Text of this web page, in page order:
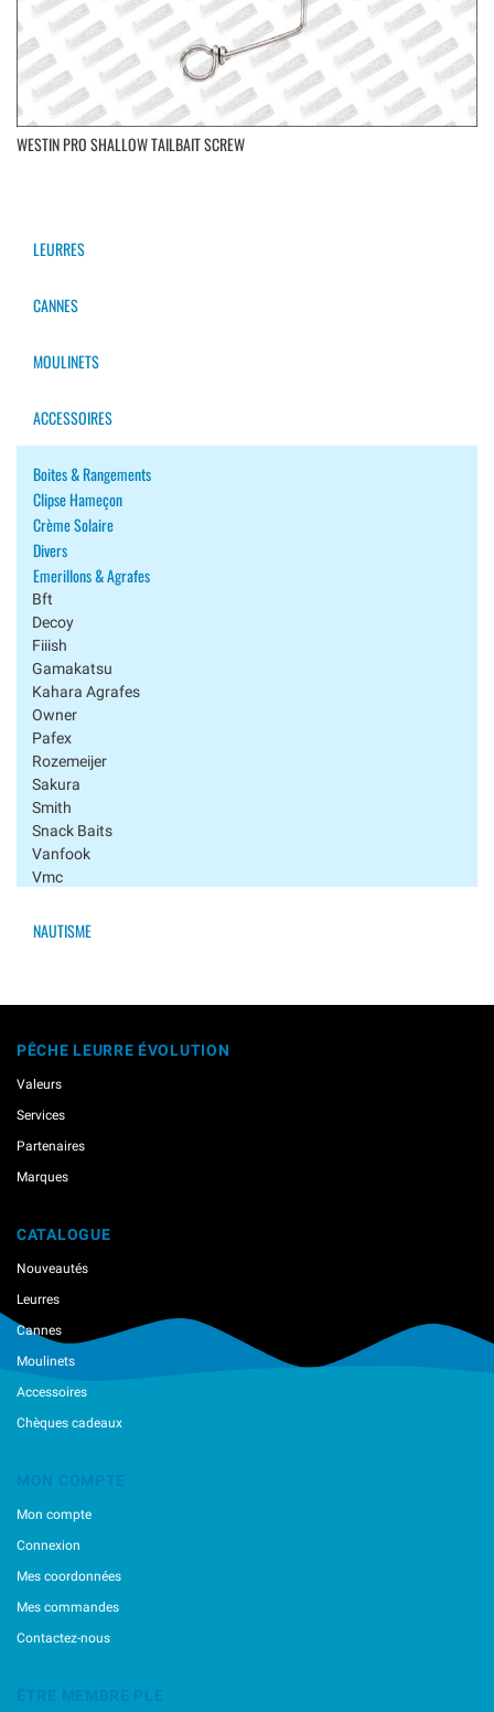
WESTIN PRO SHALLOW TAILBAIT SCREW
LEURRES
CANNES
MOULINETS
ACCESSOIRES
Boites & Rangements
Clipse Hameçon
Crème Solaire
Divers
Emerillons & Agrafes
Bft
Decoy
Fiiish
Gamakatsu
Kahara Agrafes
Owner
Pafex
Rozemeijer
Sakura
Smith
Snack Baits
Vanfook
Vmc
Xesta
Hameçons
Nylons / Tresses / Cables
Pinces / Outillage
Têtes Plombées
NAUTISME
PÊCHE LEURRE ÉVOLUTION
Valeurs
Services
Partenaires
Marques
CATALOGUE
Nouveautés
Leurres
Cannes
Moulinets
Accessoires
Chèques cadeaux
MON COMPTE
Mon compte
Connexion
Mes coordonnées
Mes commandes
Contactez-nous
ÊTRE MEMBRE PLE